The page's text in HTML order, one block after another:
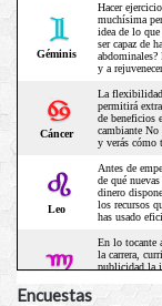
Encuestas